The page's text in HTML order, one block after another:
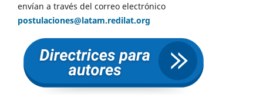
envían a través del correo electrónico
postulaciones@latam.redilat.org